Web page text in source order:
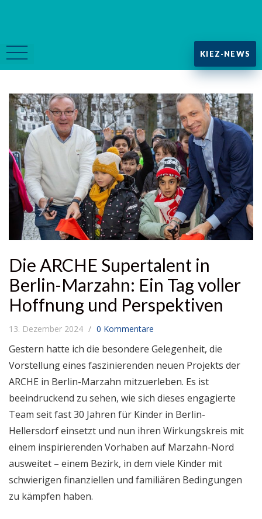
KIEZ-NEWS
Die ARCHE Supertalent in
Berlin-Marzahn: Ein Tag voller
Hoffnung und Perspektiven
13. Dezember 2024 0 Kommentare
Gestern hatte ich die besondere Gelegenheit, die
Vorstellung eines faszinierenden neuen Projekts der
ARCHE in Berlin-Marzahn mitzuerleben. Es ist
beeindruckend zu sehen, wie sich dieses engagierte
Team seit fast 30 Jahren für Kinder in Berlin-
Hellersdorf einsetzt und nun ihren Wirkungskreis mit
einem inspirierenden Vorhaben auf Marzahn-Nord
ausweitet – einem Bezirk, in dem viele Kinder mit
schwierigen finanziellen und familiären Bedingungen
zu kämpfen haben.